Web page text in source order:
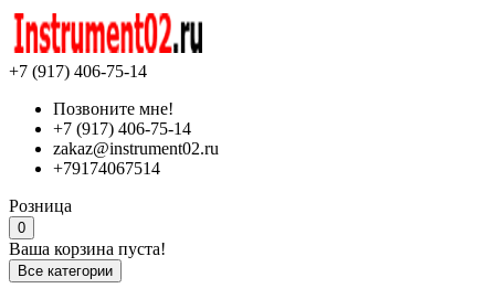
+7 (917) 406-75-14
Позвоните мне!
+7 (917) 406-75-14
zakaz@instrument02.ru
+79174067514
Розница
0
Ваша корзина пуста!
Все категории